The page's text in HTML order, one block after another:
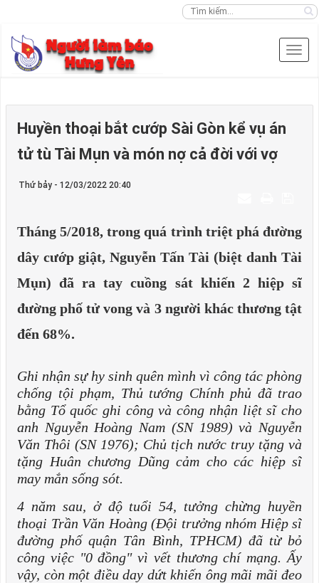
Huyền thoại bắt cướp Sài Gòn kể vụ án
tử tù Tài Mụn và món nợ cả đời với vợ
Thứ bảy - 12/03/2022 20:40
Tháng 5/2018, trong quá trình triệt phá đường
dây cướp giật, Nguyễn Tấn Tài (biệt danh Tài
Mụn) đã ra tay cuồng sát khiến 2 hiệp sĩ
đường phố tử vong và 3 người khác thương tật
đến 68%.
Ghi nhận sự hy sinh quên mình vì công tác phòng
chống tội phạm, Thủ tướng Chính phủ đã trao
bằng Tổ quốc ghi công và công nhận liệt sĩ cho
anh Nguyễn Hoàng Nam (SN 1989) và Nguyễn
Văn Thôi (SN 1976); Chủ tịch nước truy tặng và
tặng Huân chương Dũng cảm cho các hiệp sĩ
may mắn sống sót.
4 năm sau, ở độ tuổi 54, tưởng chừng huyền
thoại Trần Văn Hoàng (Đội trưởng nhóm Hiệp sĩ
đường phố quận Tân Bình, TPHCM) đã từ bỏ
công việc "0 đồng" vì vết thương chí mạng. Ấy
vậy, còn một điều day dứt khiến ông mãi mãi đeo